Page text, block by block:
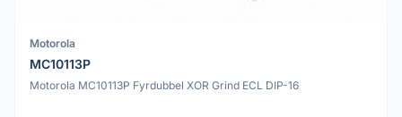
Motorola
MC10113P
Motorola MC10113P Fyrdubbel XOR Grind ECL DIP-16